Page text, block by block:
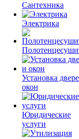
Сантехника
Электрика
Установка
окон
Юридические
услуги